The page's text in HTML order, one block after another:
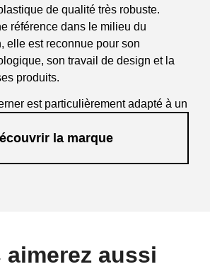
de qualité très robuste.
référence dans le milieu du
elle est reconnue pour son
son travail de design et la
produits.
est particulièrement adapté à un
que les restaurants, bars,
la marque
aimerez aussi